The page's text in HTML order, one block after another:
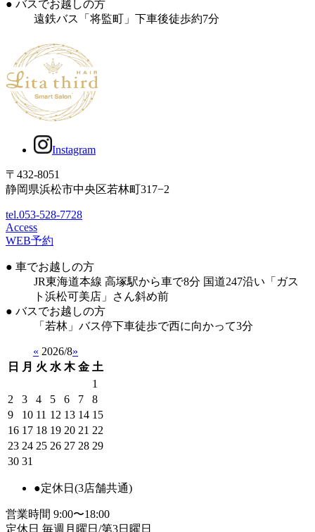
● バスでお越しの方
遠鉄バス「将監町」下車後徒歩約7分
Instagram
〒432-8051
静岡県浜松市中央区若林町317−2
tel.053-528-7728
Access
WEB予約
● 車でお越しの方
JR東海道本線 高塚駅から車で8分 国道247沿い「ガス
ト浜松可美店」さん斜め前
● バスでお越しの方
「若林」バス停下車徒歩で西に向かって3分
« 2026/8»
日
月 火 水 木 金 土
1
2
3 4 5 6 7
8
9
10 11 12 13 14 15
16 17 18 19 20 21 22
23 24 25 26 27 28 29
30 31
●定休日(3店舗共通)
営業時間 9:00〜18:00
定休日 毎週月曜日/第3日曜日